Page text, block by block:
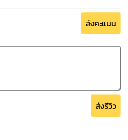
ส่งคะแนน
ส่งรีวิว